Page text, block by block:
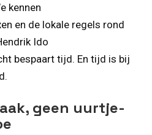
kennen
en de lokale regels rond
Ido
bespaart tijd. En tijd is bij
geen uurtje-